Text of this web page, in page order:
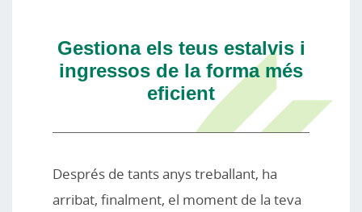
Gestiona els teus estalvis i
ingressos de la forma més
eficient
Després de tants anys treballant, ha
arribat, finalment, el moment de la teva